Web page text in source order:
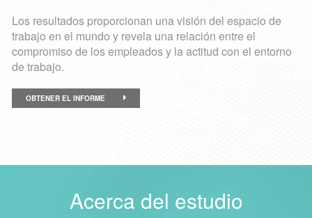
Los resultados proporcionan una visión del espacio de
trabajo en el mundo y revela una relación entre el
compromiso de los empleados y la actitud con el entorno
de trabajo.
OBTENER EL INFORME
Acerca del estudio